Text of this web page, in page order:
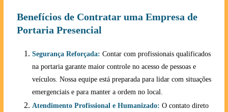
Benefícios de Contratar uma Empresa de
Portaria Presencial
Segurança Reforçada: Contar com profissionais qualificados
na portaria garante maior controle no acesso de pessoas e
veículos. Nossa equipe está preparada para lidar com situações
emergenciais e para manter a ordem no local.
Atendimento Profissional e Humanizado: O contato direto